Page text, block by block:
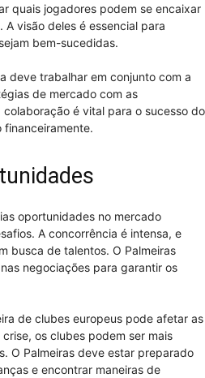
quais jogadores podem se encaixar
A visão deles é essencial para
bem-sucedidas.
deve trabalhar em conjunto com a
de mercado com as
colaboração é vital para o sucesso do
oportunidades no mercado
A concorrência é intensa, e
busca de talentos. O Palmeiras
negociações para garantir os
de clubes europeus pode afetar as
os clubes podem ser mais
O Palmeiras deve estar preparado
e encontrar maneiras de